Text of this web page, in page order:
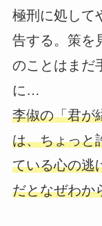
極刑に処して
告する。策を
のことはまだ
に…
李俶の「君が
は、ちょっと
ている心の逃
だとなぜわか